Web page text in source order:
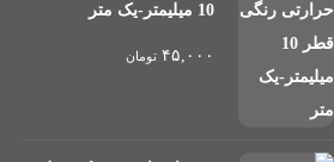
10 میلیمتر-یک متر
۴۵,۰۰۰ تومان